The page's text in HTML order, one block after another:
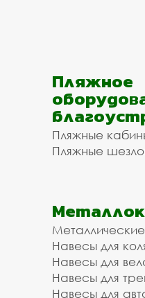
Пляжное
Пляжные
Пляжные
Навесы для
Навесы для
Навесы для
Навесы для